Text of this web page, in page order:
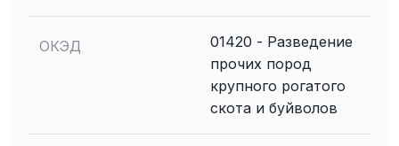
ОКЭД
01420 - Разведение
прочих пород
крупного рогатого
скота и буйволов